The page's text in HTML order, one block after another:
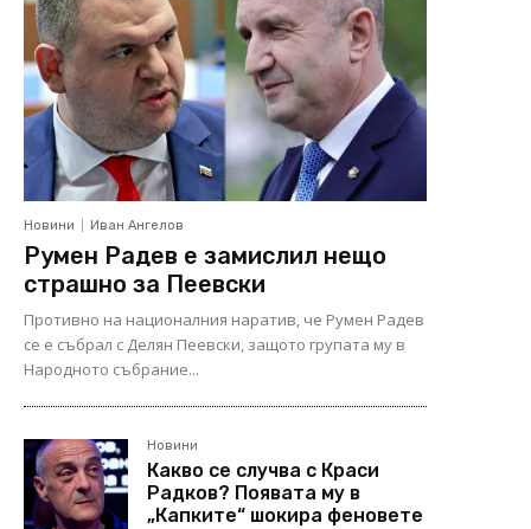
Новини Иван Ангелов
Румен Радев е замислил нещо
страшно за Пеевски
Противно на националния наратив, че Румен Радев
се е събрал с Делян Пеевски, защото групата му в
Народното събрание...
Новини
Какво се случва с Краси
Радков? Появата му в
„Капките“ шокира феновете